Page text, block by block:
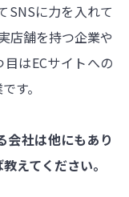
SNSに力を入れて
店舗を持つ企業や
はECサイトへの
す。
会社は他にもあり
えてください。